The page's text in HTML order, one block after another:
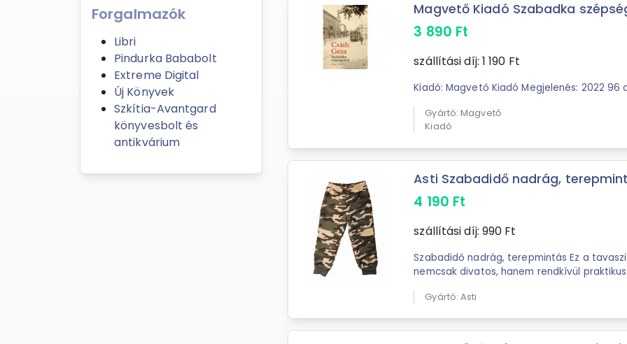
Forgalmazók
Libri
Pindurka Bababolt
Extreme Digital
Új Könyvek
Szkítia-Avantgard
könyvesbolt és
antikvárium
Magvető Kiadó Szabadka
3 890 Ft
szállítási díj: 1 190 Ft
Kiadó: Magvető Kiadó Megjelenés: 2022 96
Gyártó: Magvető
Kiadó
Asti Szabadidő nadrág,
4 190 Ft
szállítási díj: 990 Ft
Szabadidő nadrág, terepmintás Ez a
nemcsak divatos, hanem rendkívül praktikus
Gyártó: Asti